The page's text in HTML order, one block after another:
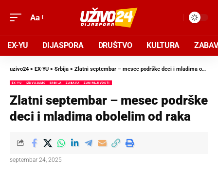
Aa
EX-YU DIJASPORA DRUŠTVO KULTURA
uzivo24 > EX-YU > Srbija > Zlatni septembar – mesec podrške deci i mladima obolelim od raka
EX-YU IZDVAJAMO SRBIJA ZABAVA ZANIMLJIVOSTI
Zlatni septembar – mesec podrške
deci i mladima obolelim od raka
septembar 24, 2025